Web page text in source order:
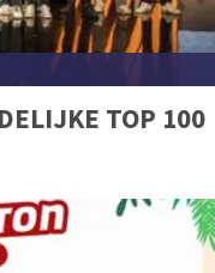
TOP 100